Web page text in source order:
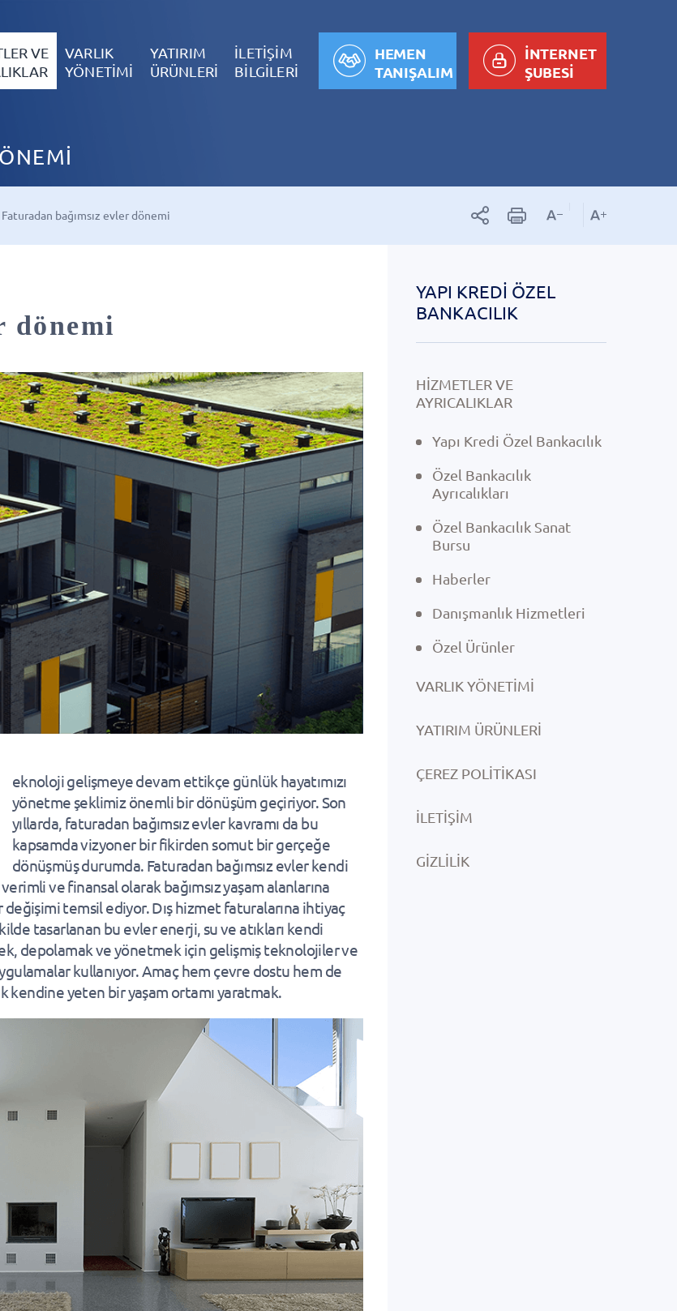
VE
VARLIK
YÖNETİMİ
YATIRIM
ÜRÜNLERİ
İLETİŞİM
BİLGİLERİ
İNTERNET
ŞUBESİ
HEMEN
TANIŞALIM
Faturadan bağımsız evler dönemi
dönemi
eknoloji gelişmeye devam ettikçe günlük hayatımızı
yönetme şeklimiz önemli bir dönüşüm geçiriyor. Son
yıllarda, faturadan bağımsız evler kavramı da bu
kapsamda vizyoner bir fikirden somut bir gerçeğe
dönüşmüş durumda. Faturadan bağımsız evler kendi
ve finansal olarak bağımsız yaşam alanlarına
temsil ediyor. Dış hizmet faturalarına ihtiyaç
tasarlanan bu evler enerji, su ve atıkları kendi
depolamak ve yönetmek için gelişmiş teknolojiler ve
kullanıyor. Amaç hem çevre dostu hem de
kendine yeten bir yaşam ortamı yaratmak.
YAPI KREDI ÖZEL
BANKACILIK
HİZMETLER VE
AYRICALIKLAR
Yapı Kredi Özel Bankacılık
Özel Bankacılık
Ayrıcalıkları
Özel Bankacılık Sanat
Bursu
Haberler
Danışmanlık Hizmetleri
Özel Ürünler
VARLIK YÖNETIMI
YATIRIM ÜRÜNLERI
ÇEREZ POLITIKASI
İLETIŞIM
GIZLILIK